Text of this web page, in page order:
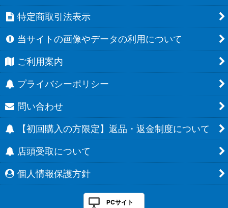
特定商取引法表示
当サイトの画像やデータの利用について
ご利用案内
プライバシーポリシー
問い合わせ
【初回購入の方限定】返品・返金制度について
店頭受取について
個人情報保護方針
PCサイト